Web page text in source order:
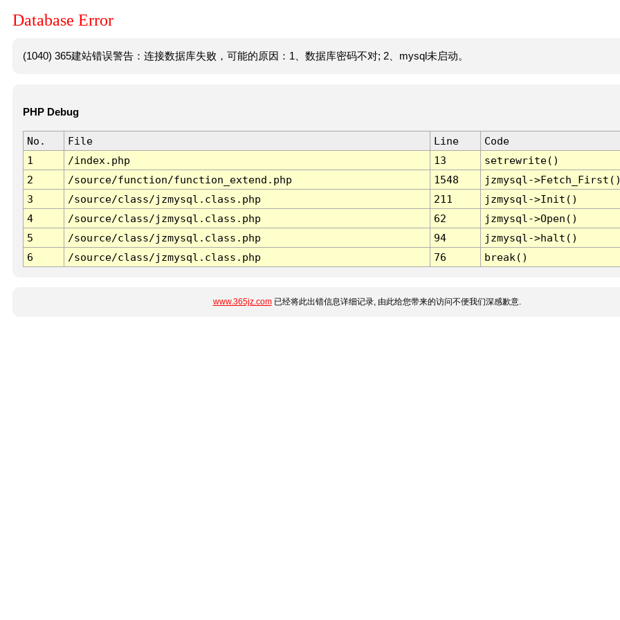
Database Error
(1040) 365建站错误警告：连接数据库失败，可能的原因：1、数据库密码不对; 2、mysql未启动。
PHP Debug
No. File Line
Code
1
/index.php 13
setrewrite()
2
/source/function/function_extend.php 1548
jzmysql-
3
/source/class/jzmysql.class.php 211
jzmysql->Init()
4
/source/class/jzmysql.class.php 62
jzmysql->Open()
5
/source/class/jzmysql.class.php 94
jzmysql->halt()
6
/source/class/jzmysql.class.php 76 break()
www.365jz.com已经将此出错信息详细记录, 由此给您带来的访问不便我们深感歉意.